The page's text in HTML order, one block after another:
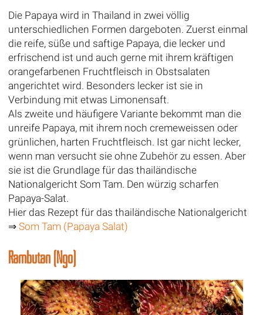
Die Papaya wird in Thailand in zwei völlig
unterschiedlichen Formen dargeboten. Zuerst einmal
die reife, süße und saftige Papaya, die lecker und
erfrischend ist und auch gerne mit ihrem kräftigen
orangefarbenen Fruchtfleisch in Obstsalaten
angerichtet wird. Besonders lecker ist sie in
Verbindung mit etwas Limonensaft.
Als zweite und häufigere Variante bekommt man die
unreife Papaya, mit ihrem noch cremeweissen oder
grünlichen, harten Fruchtfleisch. Ist gar nicht lecker,
wenn man versucht sie ohne Zubehör zu essen. Aber
sie ist die Grundlage für das thailändische
Nationalgericht Som Tam. Den würzig scharfen
Papaya-Salat.
Hier das Rezept für das thailändische Nationalgericht
⇒ Som Tam (Papaya Salat)
Rambutan (Ngo)